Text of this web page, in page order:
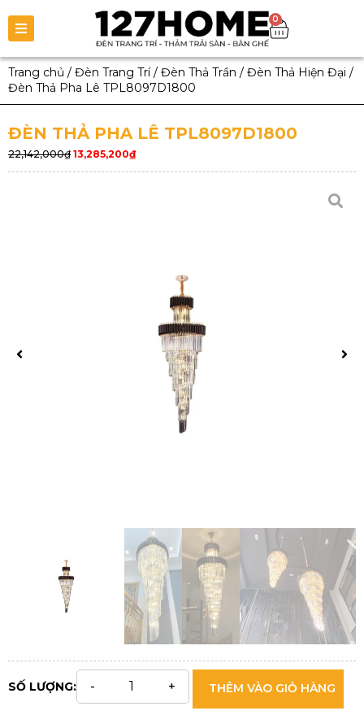
0
Trang chủ / Đèn Trang Trí/ Đèn Thả Trần / Đèn Thả Hiện Đại /
Đèn Thả Pha Lê TPL8097D1800
ĐÈN THẢ PHA LÊ TPL8097D1800
22,142,000₫ 13,285,200₫
SỐ LƯỢNG: THÊM VÀO GIỎ HÀNG